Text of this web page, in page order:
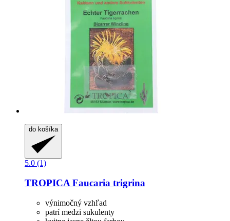
do košíka
5.0 (1)
TROPICA Faucaria trigrina
výnimočný vzhľad
patrí medzi sukulenty